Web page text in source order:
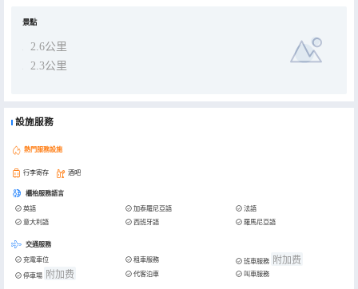
景點
2.6公里
2.3公里
設施服務
熱門服務設施
行李寄存 酒吧
櫃枱服務語言
英語 加泰羅尼亞語
法語
意大利語
西班牙語 羅馬尼亞語
交通服務
充電車位 租車服務 班車服務 附加费
停車場 附加费 代客泊車 叫車服務